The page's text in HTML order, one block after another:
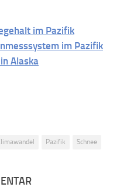
im Pazifik
im Pazifik
Alaska
Pazifik Schnee